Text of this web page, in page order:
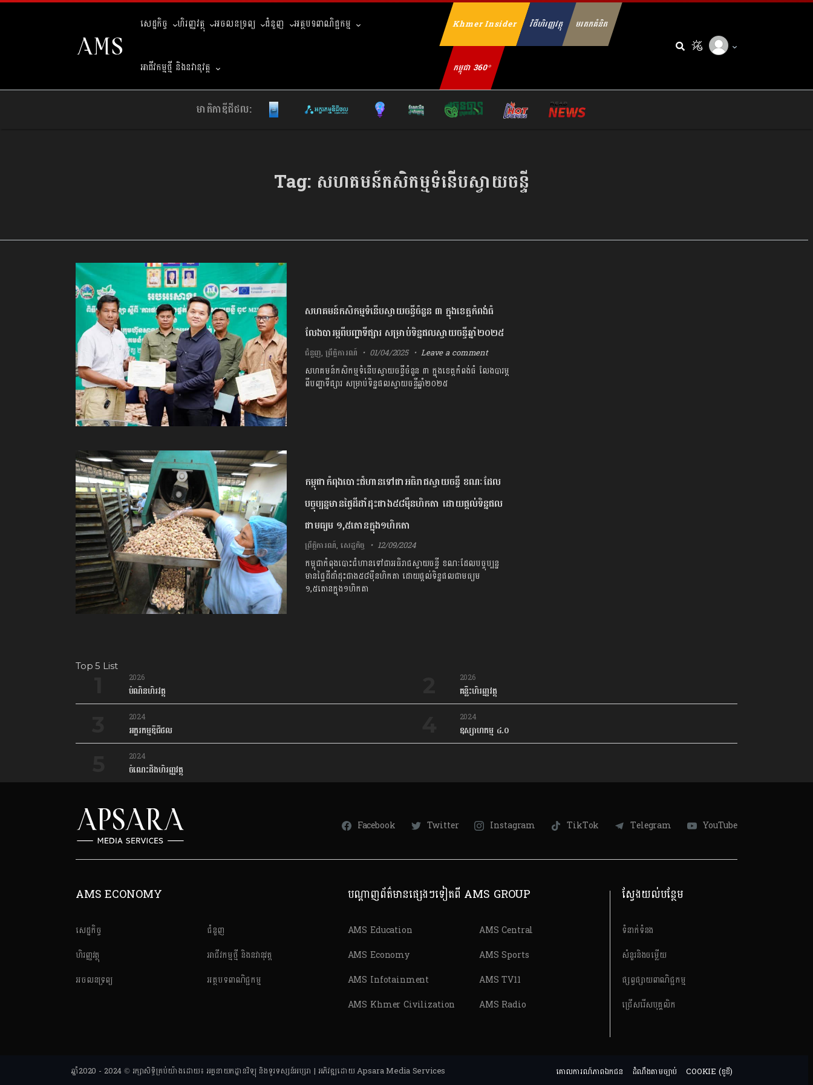
សេដ្ឋកិច្ច ហិរញ្ញវត្ថុ អចលនទ្រព្យ ជំនួញ អត្ថបទពាណិជ្ជកម្ម
អាជីវកម្មថ្មី និងនវានុវត្ត
Khmer Insider វិថីហិរញ្ញវត្ថុ មរតកគំនិត
កម្ពុជា 360°
មាតិកាឌីជីថល:
Tag: សហគមន៍កសិកម្មទំនើបស្វាយចន្ទី
សហគមន៍កសិកម្មទំនើបស្វាយចន្ទីចំនួន ៣ ក្នុងខេត្តកំពង់ធំ
លែងបារម្ភ​​ពីបញ្ហាទីផ្សារ សម្រាប់ទិន្នផលស្វាយចន្ទីឆ្នាំ២០២៥
ជំនួញ,ព្រឹត្តិការណ៍ 01/04/2025 Leave a comment
សហគមន៍កសិកម្មទំនើបស្វាយចន្ទីចំនួន ៣ ក្នុងខេត្តកំពង់ធំ លែងបារម្ភ​​
ពីបញ្ហាទីផ្សារ សម្រាប់ទិន្នផលស្វាយចន្ទីឆ្នាំ២០២៥
កម្ពុជាកំពុងបោះជំហានទៅជាអធិរាជស្វាយចន្ទី ខណៈដែល
បច្ចុប្បន្នមានផ្ទៃដីដាំដុះជាង៥៨ម៉ឺនហិកតា ដោយផ្ដល់ទិន្នផល
ជាមធ្យម ១,៥តោនក្នុង១ហិកតា
ព្រឹត្តិការណ៍, សេដ្ឋកិច្ច 12/09/2024
កម្ពុជាកំពុងបោះជំហានទៅជាអធិរាជស្វាយចន្ទី ខណៈដែលបច្ចុប្បន្ន
មានផ្ទៃដីដាំដុះជាង៥៨ម៉ឺនហិកតា ដោយផ្ដល់ទិន្នផលជាមធ្យម
១,៥តោនក្នុង១ហិកតា
Top 5 List
2026
បំណិនហិរវត្ថុ
2026
គន្លឹះហិរញ្ញវត្ថុ
2024
អក្ខរកម្មឌីជីថល
2024
ឧស្សាហកម្ម ៤.០
2024
ចំណេះដឹងហិរញ្ញវត្ថុ
Facebook Twitter Instagram TikTok Telegram YouTube
AMS ECONOMY
សេដ្ឋកិច្ច
ហិរញ្ញវត្ថុ
អចលនទ្រព្យ
ជំនួញ
អាជីវកម្មថ្មី និងនវានុវត្ត
អត្ថបទពាណិជ្ជកម្ម
បណ្តាញព័ត៌មានផ្សេងៗទៀតពី AMS GROUP
AMS Education
AMS Economy
AMS Infotainment
AMS Khmer Civilization
AMS Central
AMS Sports
AMS TV11
AMS Radio
ស្វែងយល់បន្ថែម
ទំនាក់ទំនង
សំនួរនិងចម្លើយ
ផ្សព្វផ្សាយពាណិជ្ជកម្ម
ជ្រើសរើសបុគ្គលិក
ឆ្នាំ2020 - 2024 © រក្សាសិទ្ធិគ្រប់យ៉ាងដោយ៖ អគ្គនាយកដ្ឋានវិទ្យុ និងទូរទស្សន៍អប្សរា | អភិវឌ្ឍដោយ Apsara Media Services គោលការណ៍​ភាពឯកជន ដំណឹងតាមច្បាប់ COOKIE (ខូខី)